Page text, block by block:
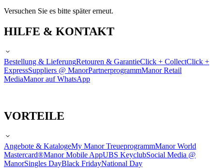
Versuchen Sie es bitte später erneut.
HILFE & KONTAKT
Bestellung & LieferungRetouren & GarantieClick + CollectClick +
ExpressSuppliers @ ManorPartnerprogrammManor Retail
MediaManor auf WhatsApp
VORTEILE
Angebote & KatalogeMy Manor TreueprogrammManor World
Mastercard®Manor Mobile AppUBS KeyclubSocial Media @
ManorSingles DayBlack FridayNational Day